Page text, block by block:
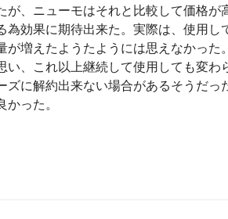
が、ニューモはそれと比較して価格が
為効果に期待出来た。実際は、使用し
が増えたようたようには思えなかった
い、これ以上継続して使用しても変わ
ズに解約出来ない場合があるそうだっ
った。